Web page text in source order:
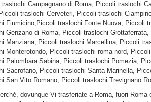
Campagnano di Roma, Piccoli traslochi
traslochi Cerveteri, Piccoli traslochi
Fiumicino,Piccoli traslochi Fonte Nuova, Piccoli
Genzano di Roma, Piccoli traslochi
Manziana, Piccoli traslochi Marcellina, Piccoli
Monterotondo, Piccoli traslochi roma nord,
Palombara Sabina, Piccoli traslochi Pomezia,
Sacrofano, Piccoli traslochi Santa Marinella,
San Vito Romano, Piccoli traslochi Trevignano
dovunque Vi trasferiate a Roma, fuori